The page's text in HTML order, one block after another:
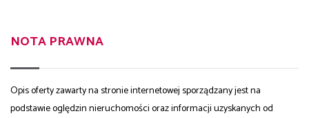
NOTA PRAWNA
Opis oferty zawarty na stronie internetowej sporządzany jest na
podstawie oględzin nieruchomości oraz informacji uzyskanych od